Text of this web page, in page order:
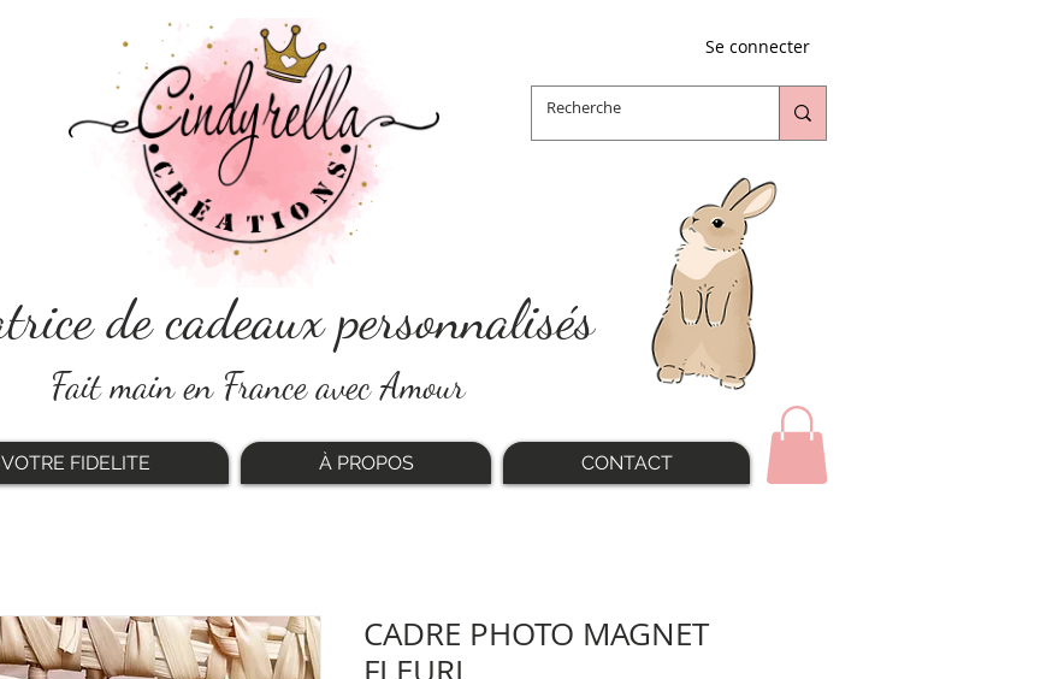
Se connecter
de cadeaux personnalisés
Fait main en France avec Amour
VOTRE FIDELITE À PROPOS CONTACT
CADRE PHOTO MAGNET